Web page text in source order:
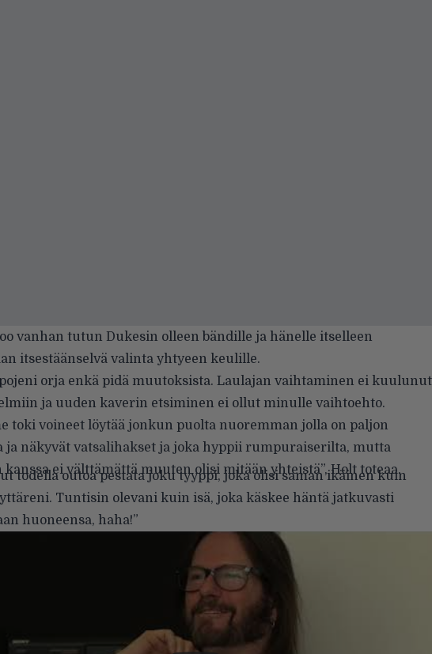
vanhan tutun Dukesin olleen bändille ja hänelle itselleen
itsestäänselvä valinta yhtyeen keulille.
orja enkä pidä muutoksista. Laulajan vaihtaminen ei kuulunut
ja uuden kaverin etsiminen ei ollut minulle vaihtoehto.
toki voineet löytää jonkun puolta nuoremman jolla on paljon
ja näkyvät vatsalihakset ja joka hyppii rumpuraiserilta, mutta
kanssa ei välttämättä muuten olisi mitään yhteistä”, Holt toteaa.
todella outoa pestata joku tyyppi, joka olisi saman ikäinen kuin
Tuntisin olevani kuin isä, joka käskee häntä jatkuvasti
huoneensa, haha!”